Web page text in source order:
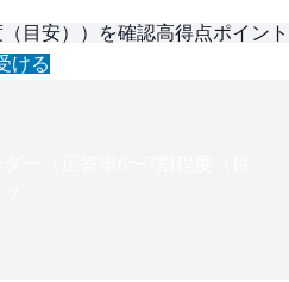
目安） ）を確認高得点ポイント
ける